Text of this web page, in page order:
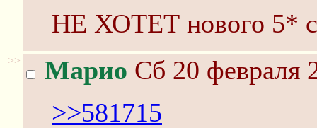
НЕ ХОТЕТ нового 5*
>> Марио Сб 20 февраля
>>581715